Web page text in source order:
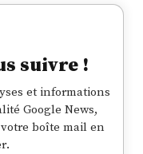
suivre !
et informations
Google News,
boîte mail en